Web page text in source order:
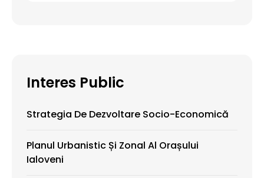
Interes Public
Strategia De Dezvoltare Socio-Economică
Planul Urbanistic Și Zonal Al Orașului
Ialoveni